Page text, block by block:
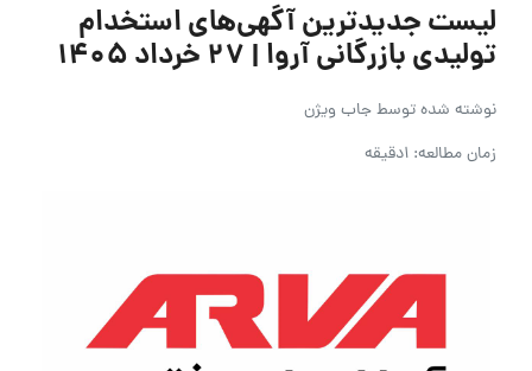
لیست جدیدترین آگهی‌های استخدام
تولیدی بازرگانی آروا | ۲۷ خرداد ۱۴۰۵
نوشته شده توسطجاب ویژن
زمان مطالعه: 1دقیقه